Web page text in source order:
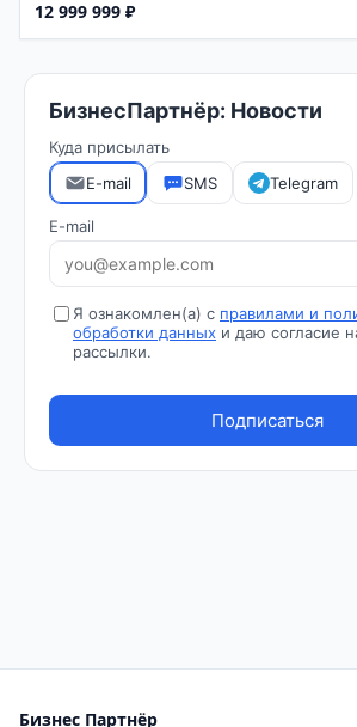
12 999 999 ₽
Бизнес Партнёр